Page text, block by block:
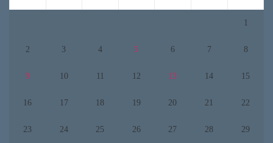
1
2 3 4 5 6 7 8
9 10 11 12 13 14 15
16 17 18 19 20 21 22
23 24 25 26 27 28 29